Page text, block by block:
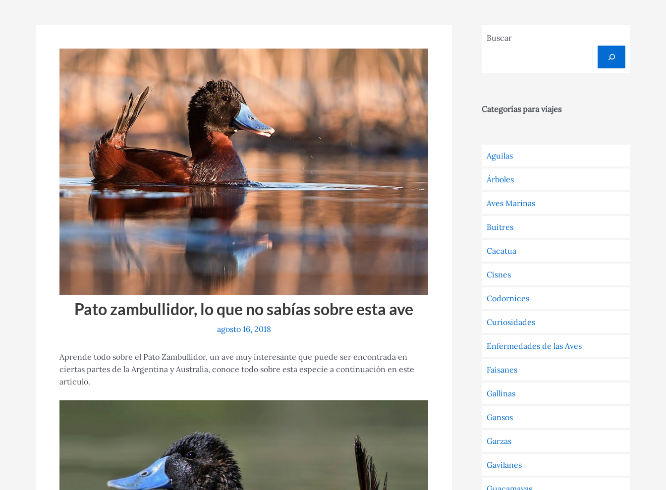
Pato zambullidor, lo que no sabías sobre esta ave
agosto 16, 2018
Aprende todo sobre el Pato Zambullidor, un ave muy interesante que puede ser encontrada en
ciertas partes de la Argentina y Australia, conoce todo sobre esta especie a continuación en este
articulo.
Buscar
Categorías para viajes
Aguilas
Árboles
Aves Marinas
Buitres
Cacatua
Cisnes
Codornices
Curiosidades
Enfermedades de las Aves
Faisanes
Gallinas
Gansos
Garzas
Gavilanes